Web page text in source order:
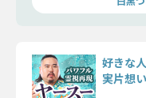
好きな
実片想